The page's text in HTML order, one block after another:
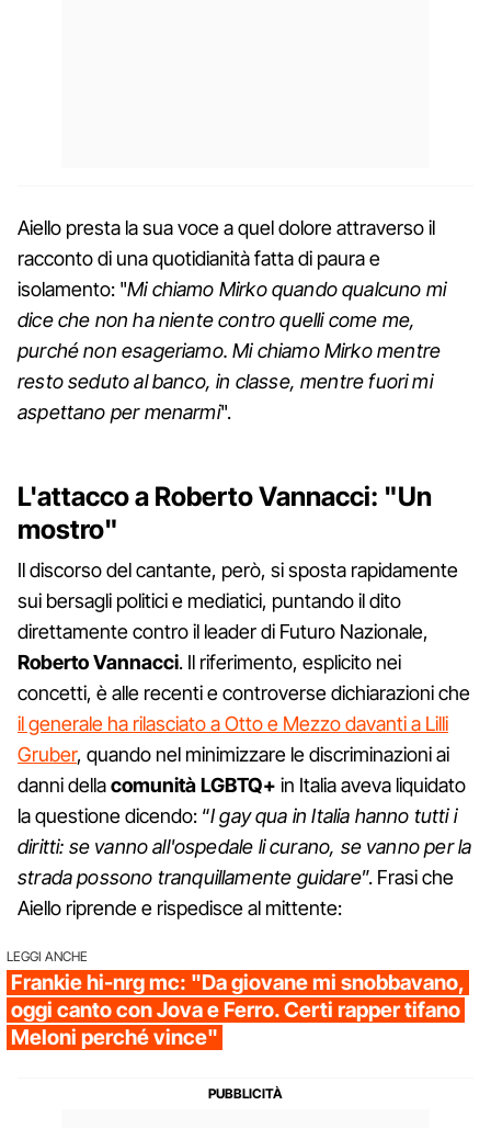
Aiello presta la sua voce a quel dolore attraverso il
racconto di una quotidianità fatta di paura e
isolamento: "Mi chiamo Mirko quando qualcuno mi
dice che non ha niente contro quelli come me,
purché non esageriamo. Mi chiamo Mirko mentre
resto seduto al banco, in classe, mentre fuori mi
aspettano per menarmi".
L'attacco a Roberto Vannacci: "Un
mostro"
Il discorso del cantante, però, si sposta rapidamente
sui bersagli politici e mediatici, puntando il dito
direttamente contro il leader di Futuro Nazionale,
Roberto Vannacci. Il riferimento, esplicito nei
concetti, è alle recenti e controverse dichiarazioni che
il generale ha rilasciato a Otto e Mezzo davanti a Lilli
Gruber, quando nel minimizzare le discriminazioni ai
danni dellacomunità LGBTQ+ in Italia aveva liquidato
la questione dicendo: “I gay qua in Italia hanno tutti i
diritti: se vanno all'ospedale li curano, se vanno per la
strada possono tranquillamente guidare”. Frasi che
Aiello riprende e rispedisce al mittente:
LEGGI ANCHE
Frankie hi-nrg mc: "Da giovane mi snobbavano,
oggi canto con Jova e Ferro. Certi rapper tifano
Meloni perché vince"